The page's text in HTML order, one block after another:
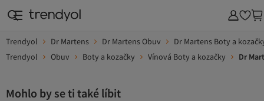
Trendyol Dr Martens Dr Martens Obuv
Dr Martens Boty a
Trendyol
Obuv Boty a kozačky Vínová Boty a kozačky Dr
Mohlo by se ti také líbit